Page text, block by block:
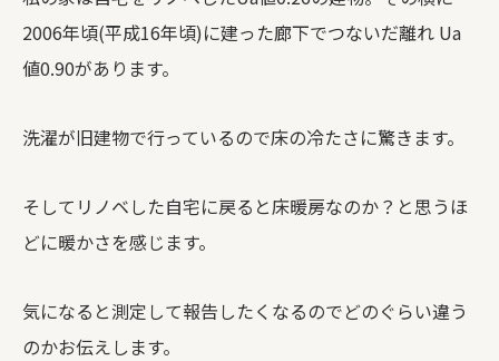
2006年頃(平成16年頃)に建った廊下でつないだ離れ Ua
値0.90があります。
洗濯が旧建物で行っているので床の冷たさに驚きます。
そしてリノベした自宅に戻ると床暖房なのか？と思うほ
どに暖かさを感じます。
気になると測定して報告したくなるのでどのぐらい違う
のかお伝えします。